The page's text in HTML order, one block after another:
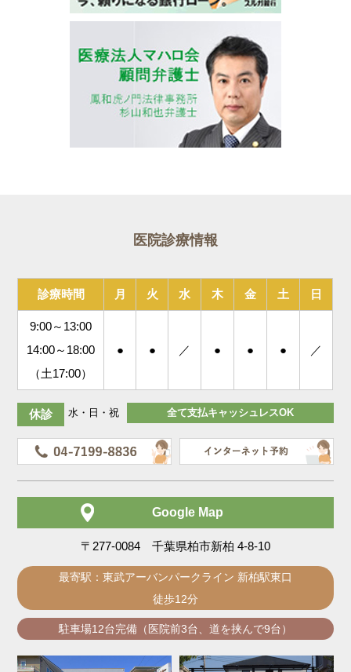
医院診療情報
診療時間 月 火 水 木 金 土 日
9:00～13:00
14:00～18:00
（土17:00）
● ● ／ ● ● ● ／
休診 水・日・祝 全て支払キャッシュレスOK
Google Map
〒277-0084 千葉県柏市新柏 4-8-10
最寄駅：東武アーバンパークライン 新柏駅東口
徒歩12分
駐車場12台完備（医院前3台、道を挟んで9台）